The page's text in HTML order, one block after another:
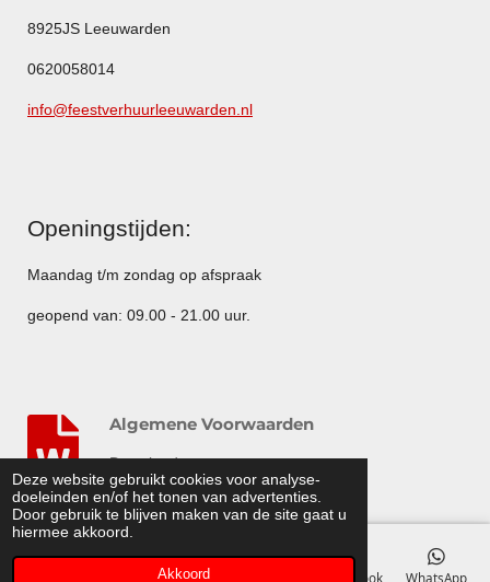
Deze website gebruikt cookies voor analyse-
doeleinden en/of het tonen van advertenties.
Door gebruik te blijven maken van de site gaat u
hiermee akkoord.
Akkoord
8925JS Leeuwarden
0620058014
info@feestverhuurleeuwarden.nl
Openingstijden:
Maandag t/m zondag op afspraak
geopend van: 09.00 - 21.00 uur.
Algemene Voorwaarden
Download
© 2014 - 2015 Feestverhuurleeuwarden.nl
Telefoonnummer Facebook WhatsApp